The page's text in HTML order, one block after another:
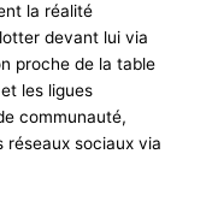
la réalité
devant lui via
proche de la table
les ligues
communauté,
sociaux via